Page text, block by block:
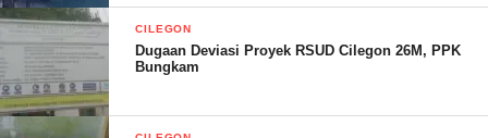
Sementara itu Hikmat S.Ip Lurah Lebak Denok mengatakan,
Alhamdulilah kita Kelurahan Lebak Denok meresmikan
Posyandu Kenanga Dua di Lingkungan Grant Sutera Cilegon
CILEGON
Dugaan Deviasi Proyek RSUD Cilegon 26M, PPK
Bungkam